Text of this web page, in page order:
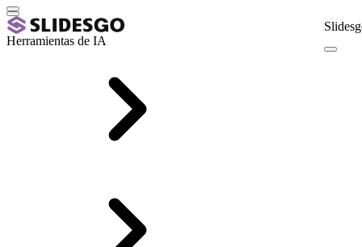
Herramientas de IA